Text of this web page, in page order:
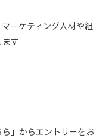
ーケティング人材や組
す
」からエントリーをお